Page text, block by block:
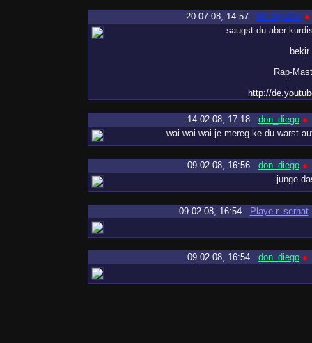
20.07.08, 14:57 Mr-styloOo ●
saugst du aber
Rap-
http://
14.02.08, 17:18 don_diego ●
wai wai wai je mereg ke du warst
09.02.08, 16:56 don_diego ●
junge
09.02.08, 16:54 Playe-r_serhat
09.02.08, 16:54 don_diego ●